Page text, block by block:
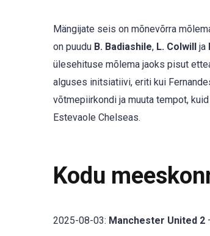
Mängijate seis on mõnevõrra
on puudu B. Badiashile, L. Colwill ja
ülesehituse mõlema jaoks pisut
alguses initsiatiivi, eriti kui
võtmepiirkondi ja muuta tempot,
Estevaole Chelseas.
Kodu
2025-08-03: Manchester United 2